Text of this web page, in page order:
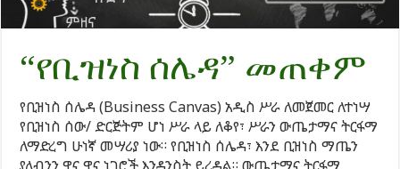
“የቢዝነስ ሰሌዳ” መጠቀም
የቢዝነስ ሰሌዳ (Business Canvas) አዲስ ሥራ ለመጀመር ለተነሣ
የቢዝነስ ሰው/ ድርጅትም ሆነ ሥራ ላይ ለቆየ፣ ሥራን ውጤታማና ትርፋማ
ለማድረግ ሁነኛ መሣሪያ ነው። የቢዝነስ ሰሌዳ፣ እንደ ቢዝነስ ማጤን